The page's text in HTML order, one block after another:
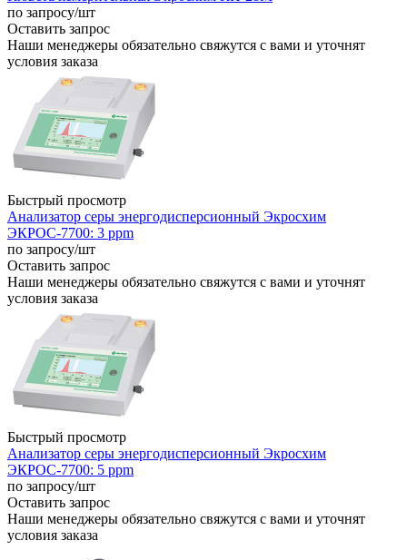
по запросу/шт
Оставить запрос
Наши менеджеры обязательно свяжутся с вами и уточнят
условия заказа
Быстрый просмотр
Анализатор серы энергодисперсионный Экросхим
ЭКРОС-7700: 3 ppm
по запросу/шт
Оставить запрос
Наши менеджеры обязательно свяжутся с вами и уточнят
условия заказа
Быстрый просмотр
Анализатор серы энергодисперсионный Экросхим
ЭКРОС-7700: 5 ppm
по запросу/шт
Оставить запрос
Наши менеджеры обязательно свяжутся с вами и уточнят
условия заказа